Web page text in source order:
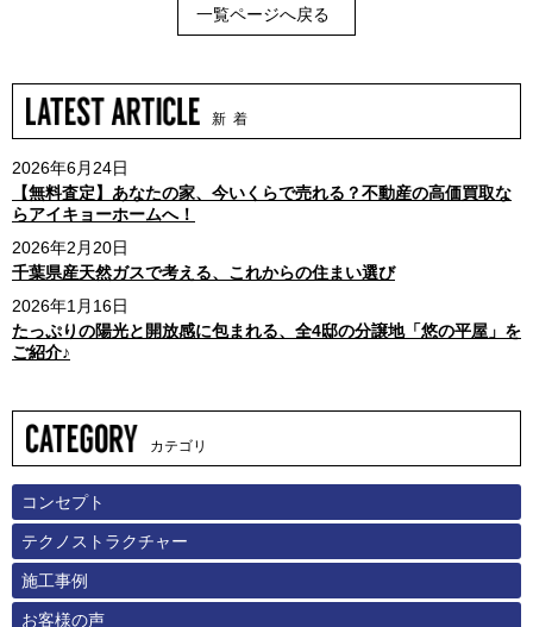
一覧ページへ戻る
新 着
2026年6月24日
【無料査定】あなたの家、今いくらで売れる？不動産の高価買取な
らアイキョーホームへ！
2026年2月20日
千葉県産天然ガスで考える、これからの住まい選び
2026年1月16日
たっぷりの陽光と開放感に包まれる、全4邸の分譲地「悠の平屋」を
ご紹介♪
カテゴリ
コンセプト
テクノストラクチャー
施工事例
お客様の声